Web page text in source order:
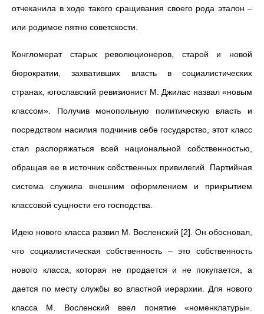
отчеканила в ходе такого сращивания своего рода эталон –
или родимое пятно советскости.
Конгломерат старых революционеров, старой и новой
бюрократии, захвативших власть в социалистических
странах, югославский ревизионист М. Джилас назвал «новым
классом». Получив монопольную политическую власть и
посредством насилия подчинив себе государство, этот класс
стал распоряжаться всей национальной собственностью,
обращая ее в источник собственных привилегий. Партийная
система служила внешним оформлением и прикрытием
классовой сущности его господства.
Идею нового класса развил М. Восленский [2]. Он обосновал,
что социалистическая собственность – это собственность
нового класса, которая не продается и не покупается, а
дается по месту службы во властной иерархии. Для нового
класса М. Восленский ввел понятие «номенклатуры».